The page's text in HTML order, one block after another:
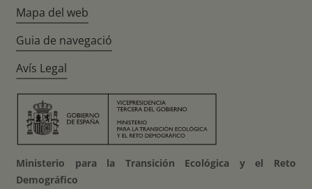
Mapa del web
Guia de navegació
Avís Legal
Ministerio para la Transición Ecológica y el Reto
Demográfico